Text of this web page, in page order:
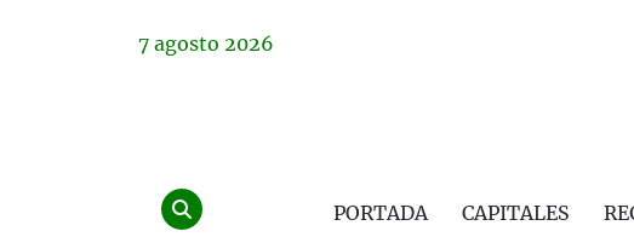
7 agosto 2026
PORTADA CAPITALES